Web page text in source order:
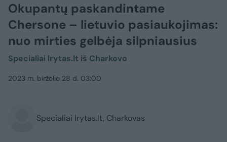
Okupantų paskandintame
Chersone – lietuvio pasiaukojimas:
nuo mirties gelbėja silpniausius
Specialiai lrytas.lt iš Charkovo
2023 m. birželio 28 d. 03:00
Specialiai lrytas.lt, Charkovas